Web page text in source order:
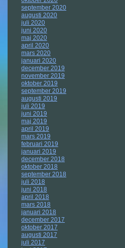
september 2020
augusti 2020
juli 2020
juni 2020
maj 2020
april 2020
mars 2020
januari 2020
december 2019
november 2019
oktober 2019
september 2019
augusti 2019
juli 2019
juni 2019
maj 2019
april 2019
mars 2019
februari 2019
januari 2019
december 2018
oktober 2018
september 2018
juli 2018
juni 2018
april 2018
mars 2018
januari 2018
december 2017
oktober 2017
augusti 2017
juli 2017